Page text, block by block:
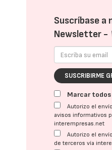
Suscríbase a
Newsletter -
SUSCRIBIRME
Marcar todos
Autorizo el
avisos informativos
interempresas.net
Autorizo el
de terceros vía